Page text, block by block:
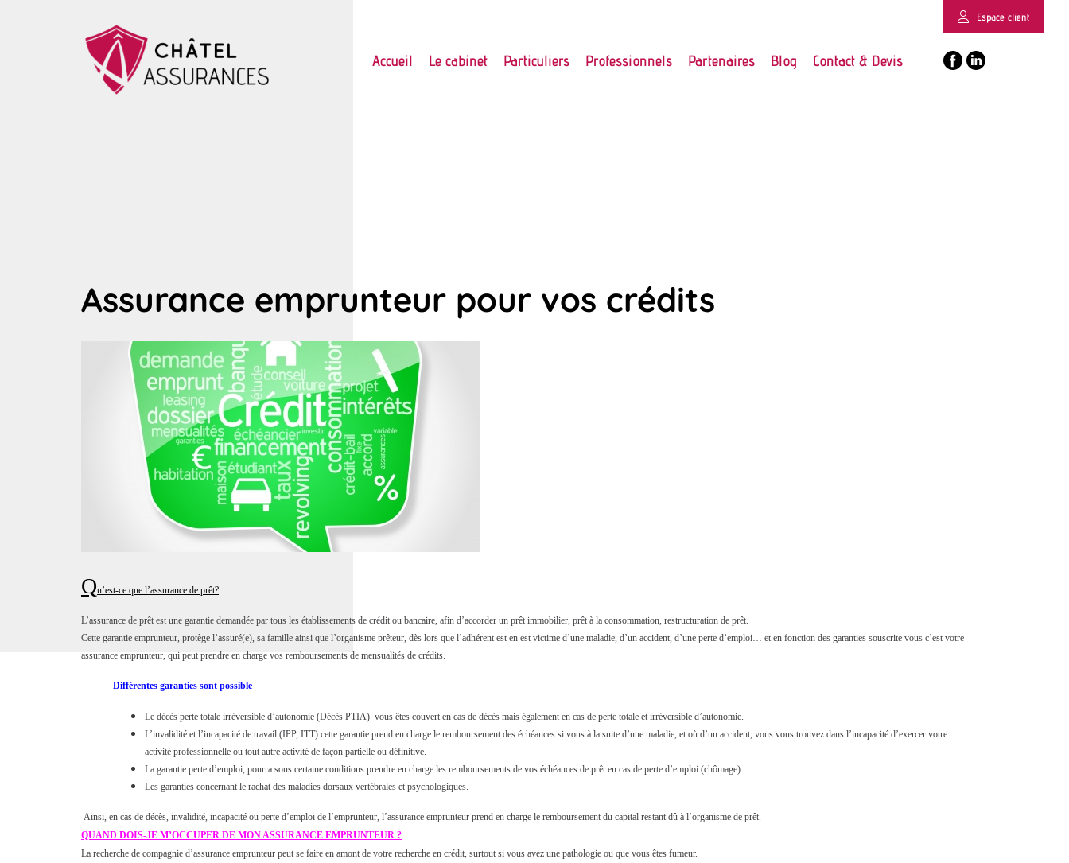
Accueil Le cabinet Particuliers Professionnels Partenaires Blog Contact & Devis
Espace client
Assurance emprunteur pour vos crédits
Qu’est-ce que l’assurance de prêt?
L’assurance de prêt est une garantie demandée par tous les établissements de crédit ou bancaire, afin d’accorder un prêt immobilier, prêt à la consommation, restructuration de prêt.
Cette garantie emprunteur, protège l’assuré(e), sa famille ainsi que l’organisme prêteur, dès lors que l’adhérent est en est victime d’une maladie, d’un accident, d’une perte d’emploi… et en fonction des garanties souscrite vous c’est votre
assurance emprunteur, qui peut prendre en charge vos remboursements de mensualités de crédits.
Différentes garanties sont possible
Le décès perte totale irréversible d’autonomie (Décès PTIA) vous êtes couvert en cas de décès mais également en cas de perte totale et irréversible d’autonomie.
L’invalidité et l’incapacité de travail (IPP, ITT) cette garantie prend en charge le remboursement des échéances si vous à la suite d’une maladie, et où d’un accident, vous vous trouvez dans l’incapacité d’exercer votre
activité professionnelle ou tout autre activité de façon partielle ou définitive.
La garantie perte d’emploi, pourra sous certaine conditions prendre en charge les remboursements de vos échéances de prêt en cas de perte d’emploi (chômage).
Les garanties concernant le rachat des maladies dorsaux vertébrales et psychologiques.
Ainsi, en cas de décès, invalidité, incapacité ou perte d’emploi de l’emprunteur, l’assurance emprunteur prend en charge le remboursement du capital restant dû à l’organisme de prêt.
QUAND DOIS-JE M’OCCUPER DE MON ASSURANCE EMPRUNTEUR ?
La recherche de compagnie d’assurance emprunteur peut se faire en amont de votre recherche en crédit, surtout si vous avez une pathologie ou que vous êtes fumeur.